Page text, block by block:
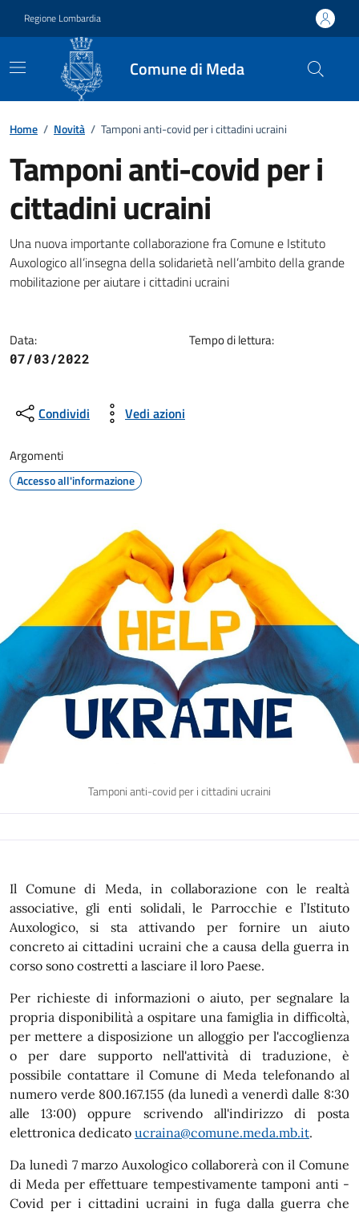
Regione Lombardia
Comune di Meda
Home / Novità / Tamponi anti-covid per i cittadini ucraini
Tamponi anti-covid per i
cittadini ucraini
Dettagli della notizia
Una nuova importante collaborazione fra Comune e Istituto
Auxologico all’insegna della solidarietà nell’ambito della grande
mobilitazione per aiutare i cittadini ucraini
Data:
07/03/2022
Tempo di lettura:
Condividi Vedi azioni
Argomenti
Accesso all'informazione
Tamponi anti-covid per i cittadini ucraini
Il Comune di Meda, in collaborazione con le realtà
associative, gli enti solidali, le Parrocchie e l’Istituto
Auxologico, si sta attivando per fornire un aiuto
concreto ai cittadini ucraini che a causa della guerra in
corso sono costretti a lasciare il loro Paese.
Per richieste di informazioni o aiuto, per segnalare la
propria disponibilità a ospitare una famiglia in difficoltà,
per mettere a disposizione un alloggio per l'accoglienza
o per dare supporto nell'attività di traduzione, è
possibile contattare il Comune di Meda telefonando al
numero verde 800.167.155 (da lunedì a venerdì dalle 8:30
alle 13:00) oppure scrivendo all'indirizzo di posta
elettronica dedicato ucraina@comune.meda.mb.it.
Da lunedì 7 marzo Auxologico collaborerà con il Comune
di Meda per effettuare tempestivamente tamponi anti -
Covid per i cittadini ucraini in fuga dalla guerra che